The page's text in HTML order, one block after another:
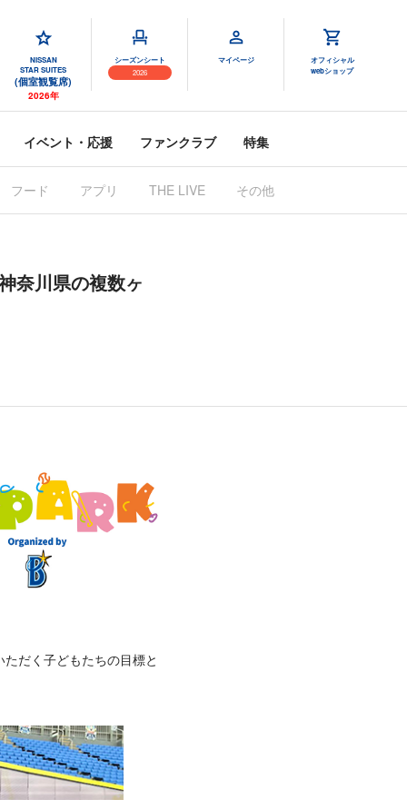
NISSAN
STAR SUITES
(個室観覧席)
2026年
シーズンシート
2026
マイページ
オフィシャル
webショップ
イベント・応援 ファンクラブ 特集
フード アプリ THE LIVE その他
奈川県の複数ヶ
だく子どもたちの目標と